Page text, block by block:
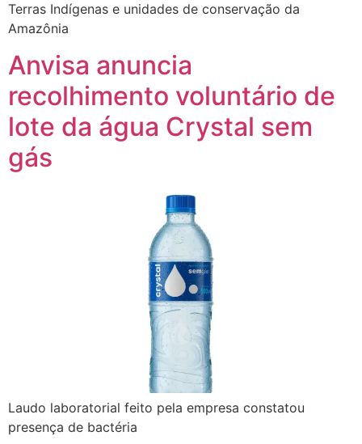
Terras Indígenas e unidades de conservação da
Amazônia
Anvisa anuncia
recolhimento voluntário de
lote da água Crystal sem
gás
Laudo laboratorial feito pela empresa constatou
presença de bactéria